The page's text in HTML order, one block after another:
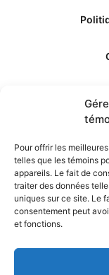
Pour offrir les
telles que les témoins
appareils. Le fait de
traiter des données
uniques sur ce site. Le
consentement peut
et fonctions.
Les